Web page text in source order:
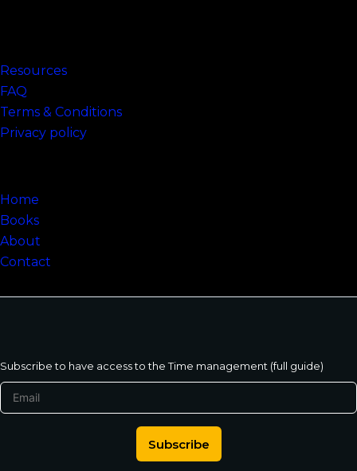
Resources
FAQ
Terms & Conditions
Privacy policy
Home
Books
About
Contact
Subscribe to have access to the Time management (full guide)
Subscribe